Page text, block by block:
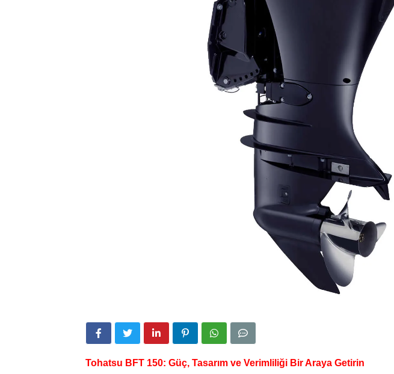
Tohatsu BFT 150: Güç, Tasarım ve Verimliliği Bir Araya Getirin